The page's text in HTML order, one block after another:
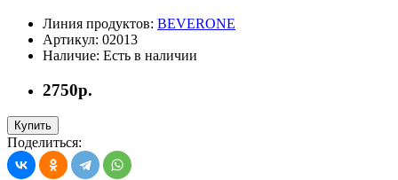
Линия продуктов: BEVERONE
Артикул: 02013
Наличие: Есть в наличии
2750р.
Купить
Поделиться: